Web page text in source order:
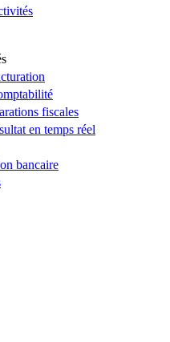
fiscales
en temps réel
bancaire